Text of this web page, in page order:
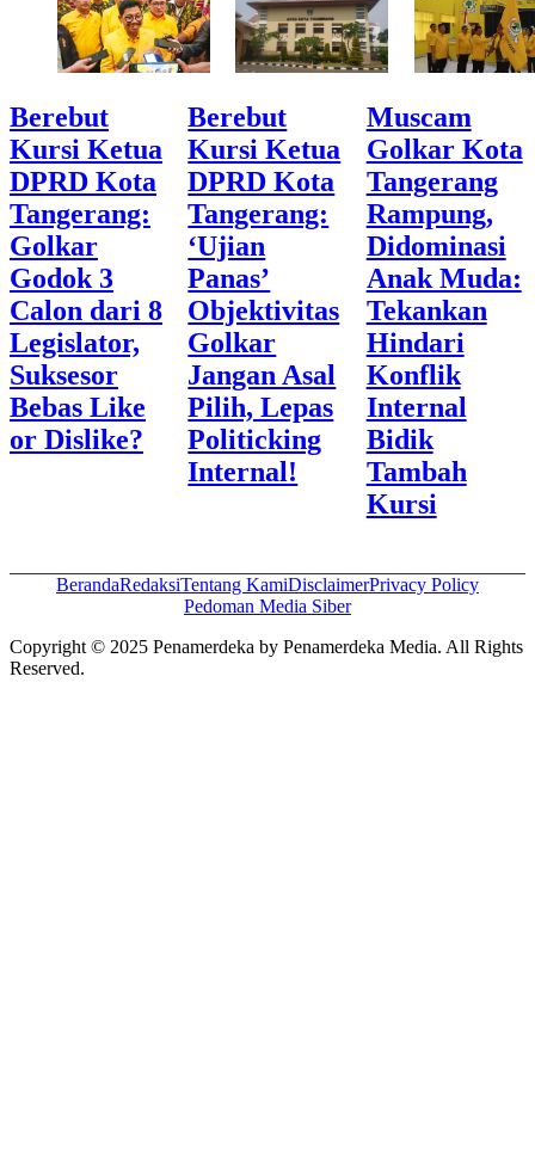
Berebut
Kursi Ketua
DPRD Kota
Tangerang:
Golkar
Godok 3
Calon dari 8
Legislator,
Suksesor
Bebas Like
or Dislike?
Berebut
Kursi Ketua
DPRD Kota
Tangerang:
‘Ujian
Panas’
Objektivitas
Golkar
Jangan Asal
Pilih, Lepas
Politicking
Internal!
Muscam
Golkar Kota
Tangerang
Rampung,
Didominasi
Anak Muda:
Tekankan
Hindari
Konflik
Internal
Bidik
Tambah
Kursi
BerandaRedaksiTentang KamiDisclaimerPrivacy Policy
Pedoman Media Siber
Copyright © 2025 Penamerdeka by Penamerdeka Media. All Rights
Reserved.